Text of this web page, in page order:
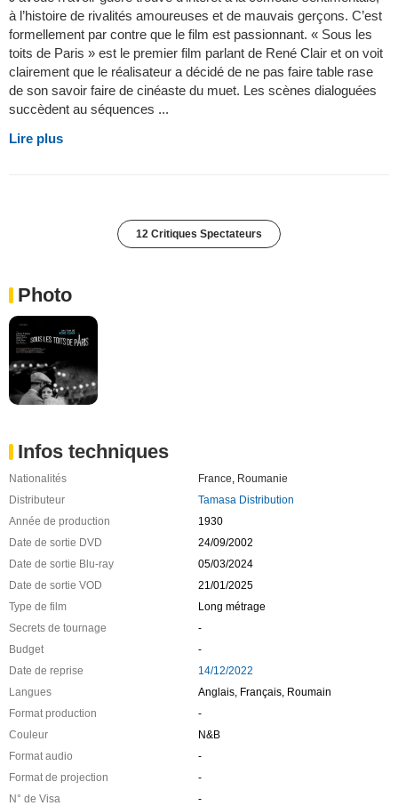
à l’histoire de rivalités amoureuses et de mauvais gerçons. C’est
formellement par contre que le film est passionnant. « Sous les
toits de Paris » est le premier film parlant de René Clair et on voit
clairement que le réalisateur a décidé de ne pas faire table rase
de son savoir faire de cinéaste du muet. Les scènes dialoguées
succèdent au séquences ...
Lire plus
12 Critiques Spectateurs
Photo
Infos techniques
Nationalités France Roumanie
Distributeur
Tamasa Distribution
Année de production
1930
Date de sortie DVD
24/09/2002
Date de sortie Blu-ray
05/03/2024
Date de sortie VOD
21/01/2025
Type de film
Long métrage
Secrets de tournage
-
Budget
-
Date de reprise
14/12/2022
Langues
Anglais, Français, Roumain
Format production
-
Couleur
N&B
Format audio
-
Format de projection
-
N° de Visa
-